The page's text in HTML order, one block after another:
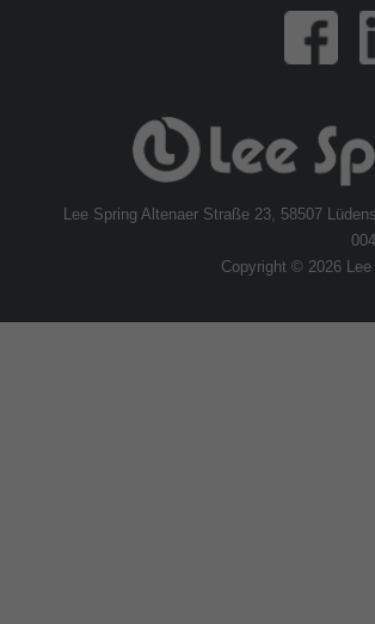
Lee Spring Altenaer Straße 23, 58507
Copyright © 2026